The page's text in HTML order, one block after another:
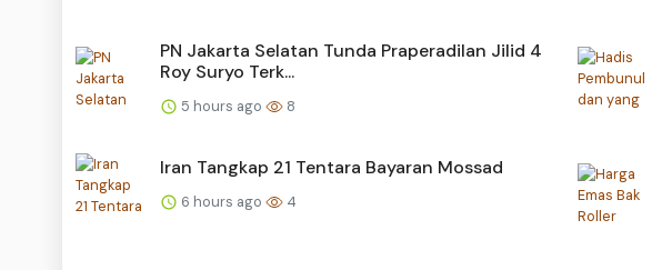
PN Jakarta Selatan Tunda Praperadilan Jilid 4
Roy Suryo Terk...
5 hours ago 8
Iran Tangkap 21 Tentara Bayaran Mossad
6 hours ago 4